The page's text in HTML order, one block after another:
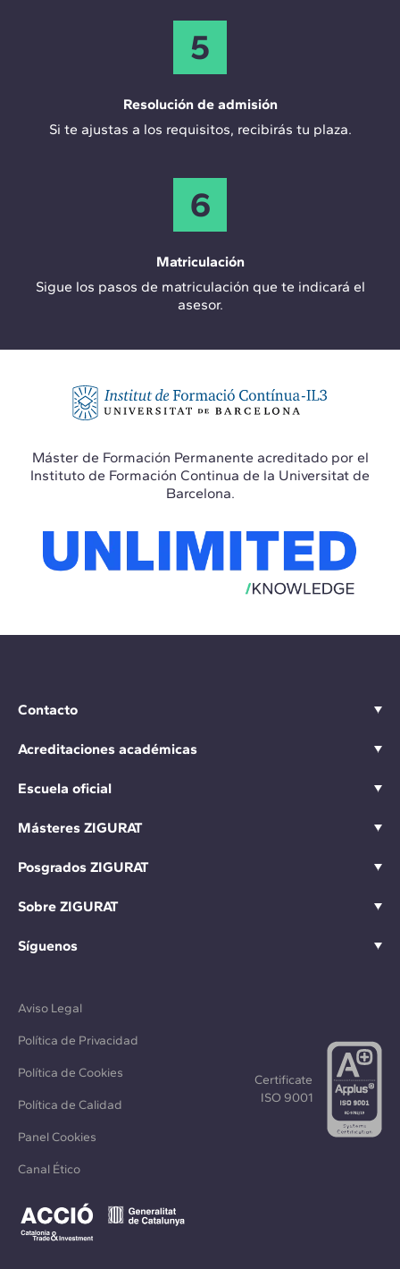
5
Resolución de admisión
Si te ajustas a los requisitos, recibirás tu plaza.
6
Matriculación
Sigue los pasos de matriculación que te indicará el
asesor.
Máster de Formación Permanente acreditado por el
Instituto de Formación Continua de la Universitat de
Barcelona.
Contacto
Acreditaciones académicas
Escuela oficial
Másteres ZIGURAT
Posgrados ZIGURAT
Sobre ZIGURAT
Síguenos
Aviso Legal
Política de Privacidad
Política de Cookies
Política de Calidad
Panel Cookies
Canal Ético
Certificate
ISO 9001